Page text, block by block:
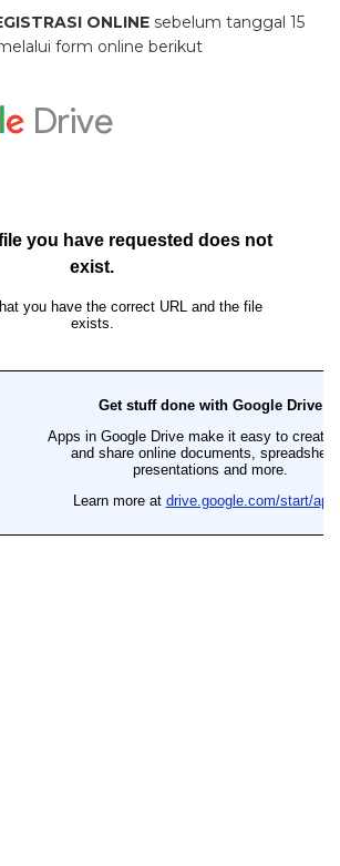
ONLINE sebelum tanggal 15
form online berikut